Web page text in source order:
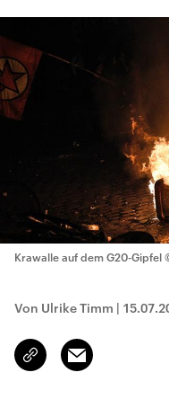
Krawalle auf dem G20-Gipfel
Von Ulrike Timm |
Link
kopieren/teilen
Email